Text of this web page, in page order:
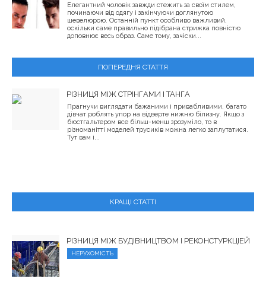
Елегантний чоловік завжди стежить за своїм стилем,
починаючи від одягу і закінчуючи доглянутою
шевелюрою. Останній пункт особливо важливий,
оскільки саме правильно підібрана стрижка повністю
доповнює весь образ. Саме тому, зачіски...
ПОПЕРЕДНЯ СТАТТЯ
РІЗНИЦЯ МІЖ СТРІНГАМИ І ТАНГА
Прагнучи виглядати бажаними і привабливими, багато
дівчат роблять упор на відверте нижню білизну. Якщо з
бюстгальтером все більш-менш зрозуміло, то в
різноманітті моделей трусиків можна легко заплутатися.
Тут вам і...
КРАЩІ СТАТТІ
РІЗНИЦЯ МІЖ БУДІВНИЦТВОМ І РЕКОНСТУРКЦІЕЙ
НЕРУХОМІСТЬ